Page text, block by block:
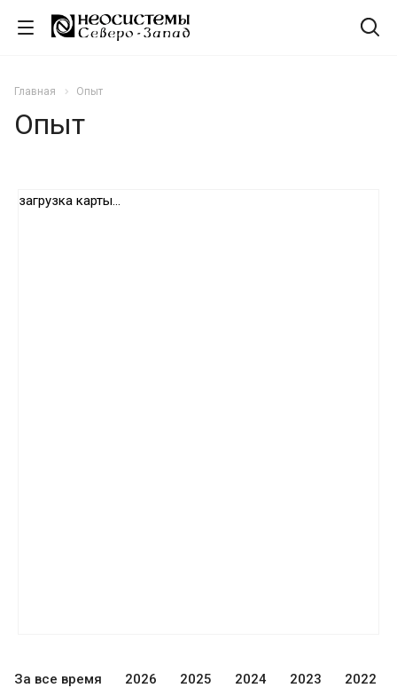
Главная Опыт
Опыт
загрузка карты...
За все время 2026 2025 2024 2023
2022